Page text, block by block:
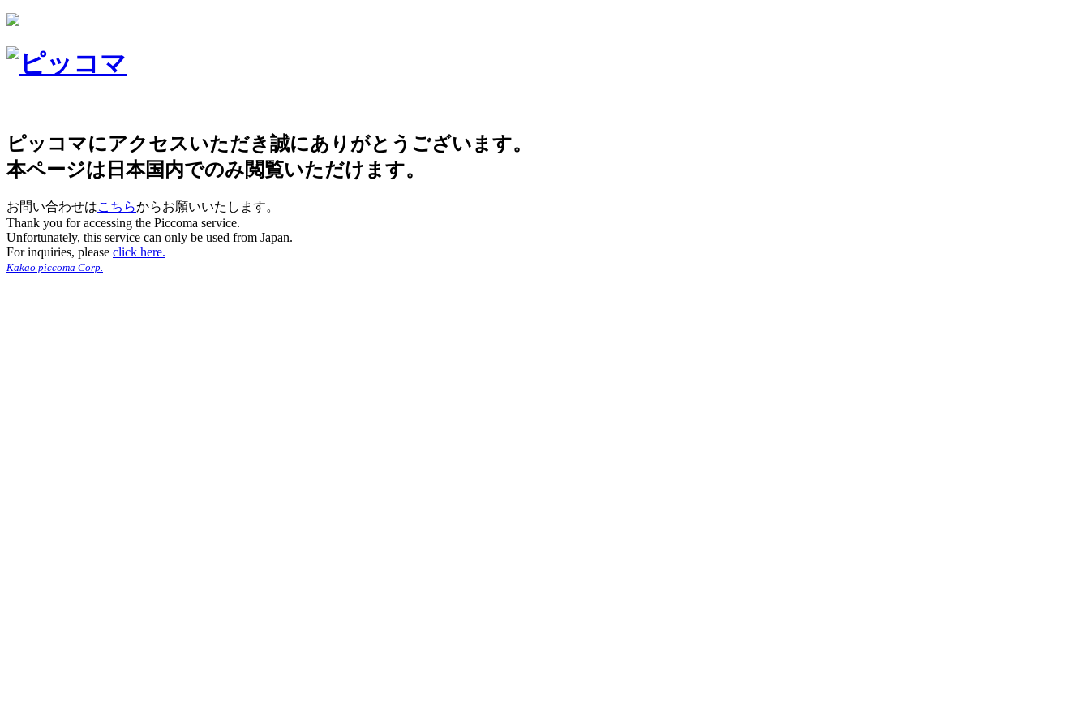
ピッコマにアクセスいただき誠にありがとうございます。
本ページは日本国内でのみ閲覧いただけます。
お問い合わせはこちらからお願いいたします。
Thank you for accessing the Piccoma service.
Unfortunately, this service can only be used from Japan.
For inquiries, please click here.
Kakao piccoma Corp.